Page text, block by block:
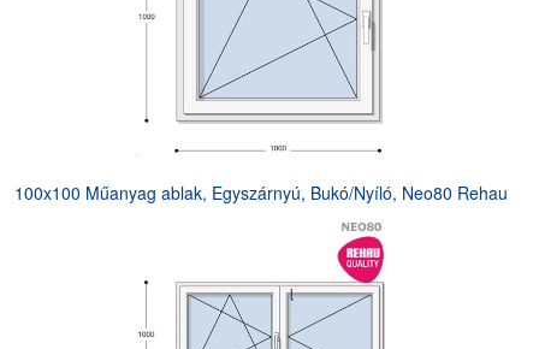
100x100 Műanyag ablak, Egyszárnyú, Bukó/Nyíló, Neo80 Rehau